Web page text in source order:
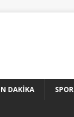
DAKIKA SPOR